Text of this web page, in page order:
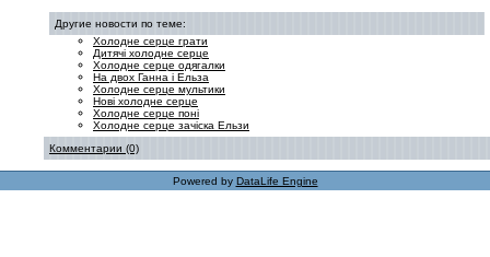
Другие новости по теме:
Холодне серце грати
Дитячі холодне серце
Холодне серце одягалки
На двох Ганна і Ельза
Холодне серце мультики
Нові холодне серце
Холодне серце поні
Холодне серце зачіска Ельзи
Комментарии (0)
Powered by DataLife Engine